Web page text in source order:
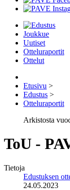
Joukkue
Uutiset
Otteluraportit
Ottelut
Etusivu >
Edustus >
Otteluraportit
Arkistosta
ToU -
Tietoja
Edustuksen
24.05.2023